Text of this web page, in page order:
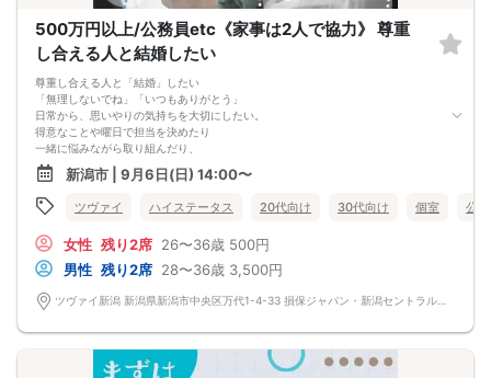
500万円以上/公務員etc《家事は2人で協力》 尊重
し合える人と結婚したい
尊重し合える人と「結婚」したい
「無理しないでね」「いつもありがとう」
日常から、思いやりの気持ちを大切にしたい。
得意なことや曜日で担当を決めたり
一緒に悩みながら取り組んだり、
家事は2人で協力したい。
「いつもあなたの一番の味方だよ」
嘘や隠し事の無い関係性を築きたい。
誰よりも信頼できて、一緒に居たいと思える。
新潟市 | 9月6日(日) 14:00〜
ツヴァイ ハイステータス 20代向け 30代向け 個室 公
女性 残り2席 26〜36歳 500円
男性 残り2席 28〜36歳 3,500円